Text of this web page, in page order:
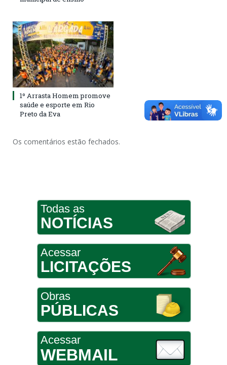
1º Arrasta Homem promove
saúde e esporte em Rio
Preto da Eva
Os comentários estão fechados.
Todas as
NOTÍCIAS
Acessar
LICITAÇÕES
Obras
PÚBLICAS
Acessar
WEBMAIL